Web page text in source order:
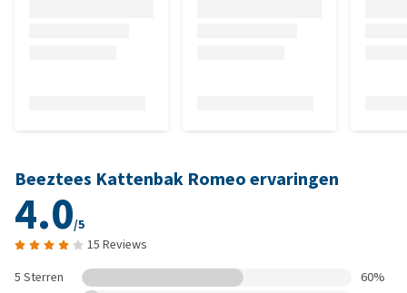
Beeztees Kattenbak Romeo ervaringen
4.0/5
15 Reviews
5 Sterren
60%